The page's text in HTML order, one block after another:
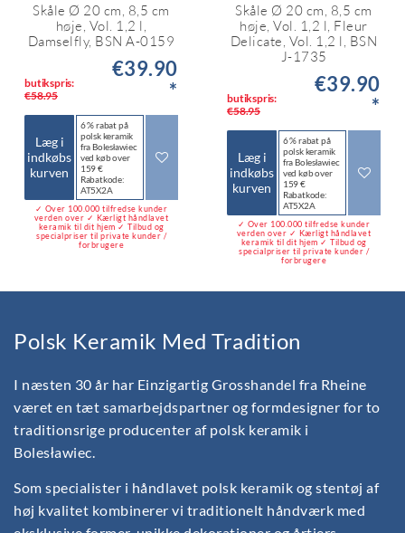
Skåle Ø 20 cm, 8,5 cm
høje, Vol. 1,2 l,
Damselfly, BSN A-0159
butikspris:
€58.95
€39.90
*
Læg i
indkøbs
kurven
6 % rabat på
polsk keramik
fra Bolesławiec
ved køb over
159 €
Rabatkode:
AT5X2A
✓ Over 100.000 tilfredse kunder
verden over ✓ Kærligt håndlavet
keramik til dit hjem ✓ Tilbud og
specialpriser til private kunder /
forbrugere
Skåle Ø 20 cm, 8,5 cm
høje, Vol. 1,2 l, Fleur
Delicate, Vol. 1,2 l, BSN
J-1735
butikspris:
€58.95
€39.90
*
Læg i
indkøbs
kurven
6 % rabat på
polsk keramik
fra Bolesławiec
ved køb over
159 €
Rabatkode:
AT5X2A
✓ Over 100.000 tilfredse kunder
verden over ✓ Kærligt håndlavet
keramik til dit hjem ✓ Tilbud og
specialpriser til private kunder /
forbrugere
Polsk Keramik Med Tradition
I næsten 30 år har Einzigartig Grosshandel fra Rheine
været en tæt samarbejdspartner og formdesigner for to
traditionsrige producenter af polsk keramik i
Bolesławiec.
Som specialister i håndlavet polsk keramik og stentøj af
høj kvalitet kombinerer vi traditionelt håndværk med